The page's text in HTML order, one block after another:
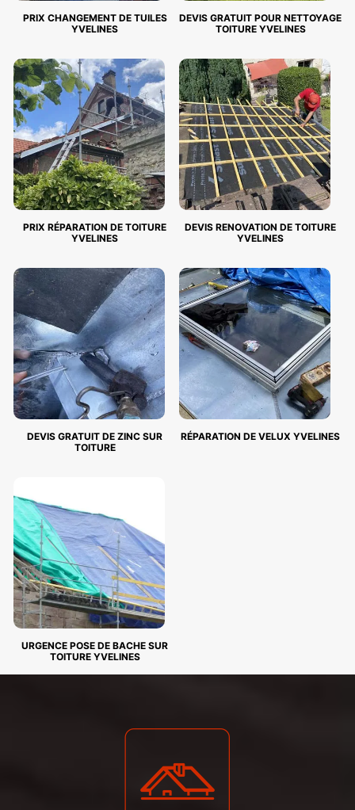
PRIX CHANGEMENT DE TUILES
YVELINES
DEVIS GRATUIT POUR NETTOYAGE
TOITURE YVELINES
PRIX RÉPARATION DE TOITURE
YVELINES
DEVIS RENOVATION DE TOITURE
YVELINES
DEVIS GRATUIT DE ZINC SUR
TOITURE
RÉPARATION DE VELUX YVELINES
URGENCE POSE DE BACHE SUR
TOITURE YVELINES